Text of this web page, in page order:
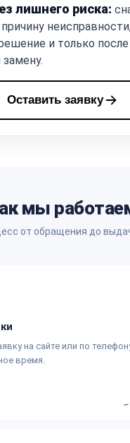
лишнего риска:
и только после
Оставить заявку
мы
от обращения до
на сайте или по
время.